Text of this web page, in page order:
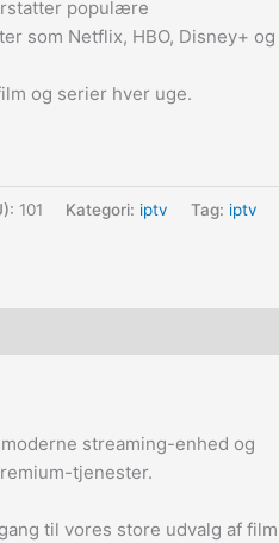
populære
som Netflix, HBO, Disney+ og
og serier hver uge.
101 Kategori: iptv Tag: iptv
streaming-enhed og
tjenester.
til vores store udvalg af film